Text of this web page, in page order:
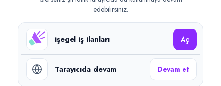
Google Play
©2026işegel.net. Tüm hakları saklıdır.
edebilirsiniz.
işegel iş ilanları Aç
Tarayıcıda devam Devam et